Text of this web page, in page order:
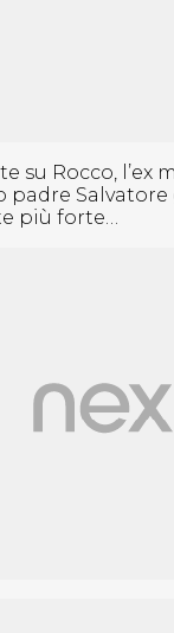
Rocco, l’ex
padre
più forte…